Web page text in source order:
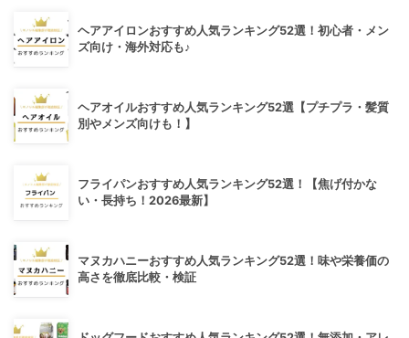
ヘアアイロンおすすめ人気ランキング52選！初心者・メン
ズ向け・海外対応も♪
ヘアオイルおすすめ人気ランキング52選【プチプラ・髪質
別やメンズ向けも！】
フライパンおすすめ人気ランキング52選！【焦げ付かな
い・長持ち！2026最新】
マヌカハニーおすすめ人気ランキング52選！味や栄養価の
高さを徹底比較・検証